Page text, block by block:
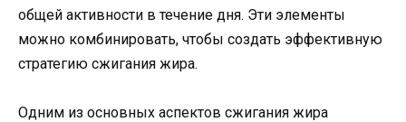
общей активности в течение дня. Эти элементы
можно комбинировать, чтобы создать эффективную
стратегию сжигания жира.
Одним из основных аспектов сжигания жира